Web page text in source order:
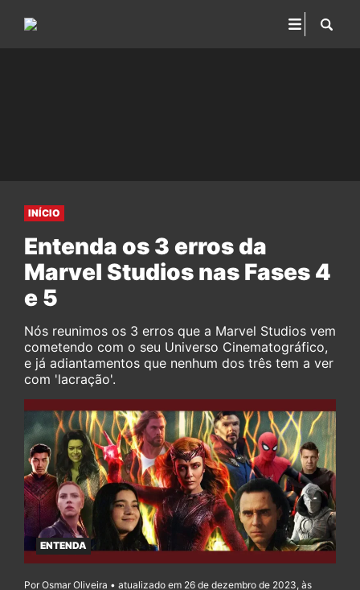
INÍCIO
Entenda os 3 erros da
Marvel Studios nas Fases 4
e 5
Nós reunimos os 3 erros que a Marvel Studios vem
cometendo com o seu Universo Cinematográfico,
e já adiantamentos que nenhum dos três tem a ver
com 'lacração'.
ENTENDA
Por Osmar Oliveira • atualizado em 26 de dezembro de 2023, às